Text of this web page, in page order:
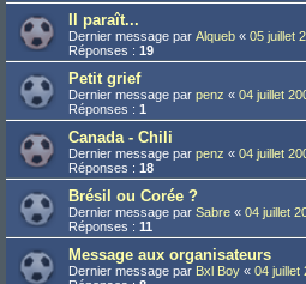
Il paraît...
Dernier message par Alqueb « 05 juillet
Réponses : 19
Petit grief
Dernier message par penz « 04 juillet
Réponses : 1
Canada - Chili
Dernier message par penz « 04 juillet
Réponses : 18
Brésil ou Corée ?
Dernier message par Sabre « 04 juillet
Réponses : 11
Message aux organisateurs
Dernier message par Bxl Boy « 04 juillet